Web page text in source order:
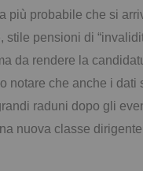
più probabile che si
pensioni di
da rendere la
notare che anche i dati
raduni dopo gli
nuova classe